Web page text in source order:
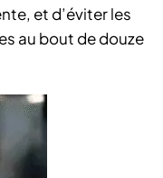
et d’éviter les
au bout de douze